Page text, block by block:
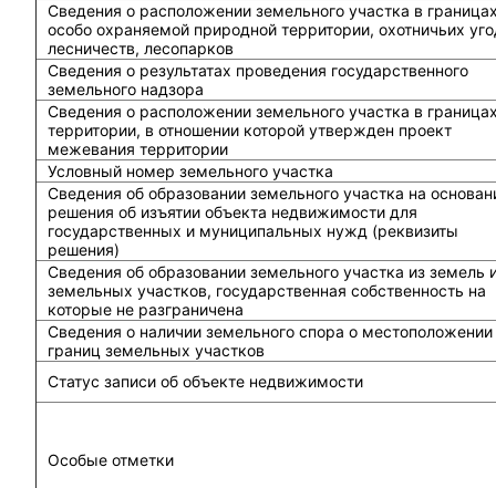
Сведения о расположении земельного участка в
особо охраняемой природной территории, охотничьих
лесничеств, лесопарков
Сведения о результатах проведения государственного
земельного надзора
Сведения о расположении земельного участка в
территории, в отношении которой утвержден проект
межевания территории
Условный номер земельного участка
Сведения об образовании земельного участка на
решения об изъятии объекта недвижимости для
государственных и муниципальных нужд (реквизиты
решения)
Сведения об образовании земельного участка из земель
земельных участков, государственная собственность на
которые не разграничена
Сведения о наличии земельного спора о местоположении
границ земельных участков
Статус записи об объекте недвижимости
Особые отметки